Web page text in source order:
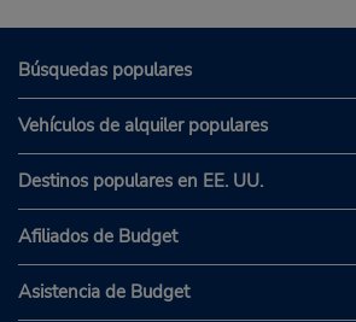
Búsquedas populares
Vehículos de alquiler populares
Destinos populares en EE. UU.
Afiliados de Budget
Asistencia de Budget